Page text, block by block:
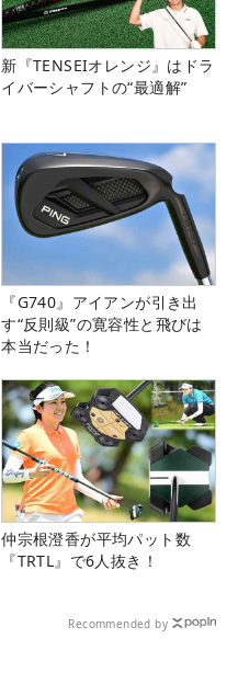
新『TENSEIオレンジ』はドラ
イバーシャフトの“最適解”
『G740』アイアンが引き出
す“反則級”の寛容性と飛びは
本当だった！
仲宗根澄香が平均パット数
『TRTL』で6人抜き！
Recommended by